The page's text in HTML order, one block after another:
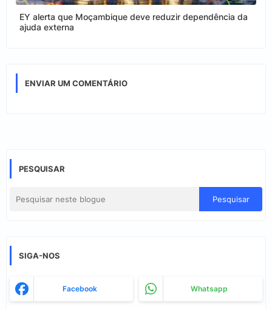
EY alerta que Moçambique deve reduzir dependência da
ajuda externa
ENVIAR UM COMENTÁRIO
PESQUISAR
SIGA-NOS
Facebook Whatsapp